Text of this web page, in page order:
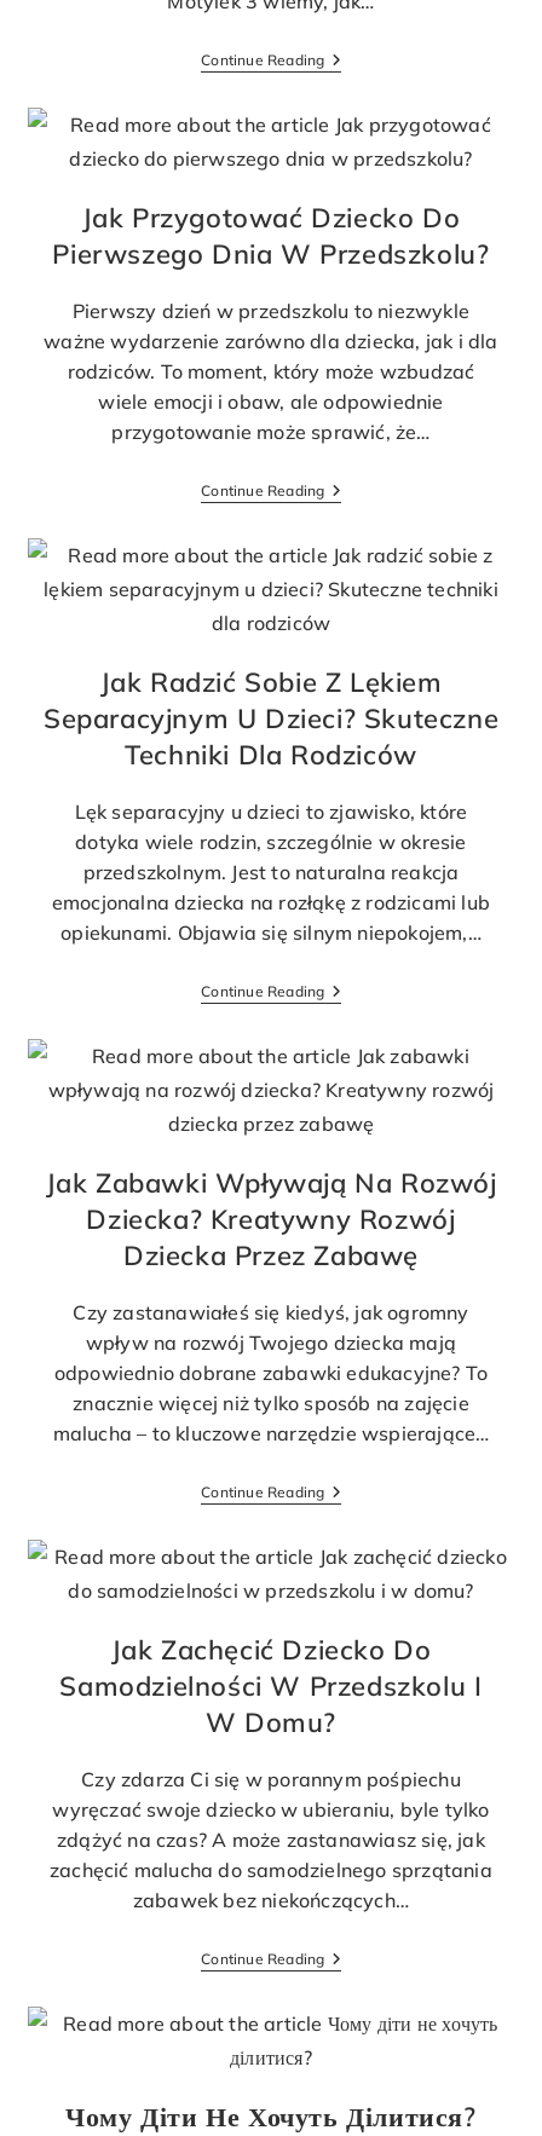
Continue Reading
Jak Przygotować Dziecko Do
Pierwszego Dnia W Przedszkolu?
Pierwszy dzień w przedszkolu to niezwykle
ważne wydarzenie zarówno dla dziecka, jak i dla
rodziców. To moment, który może wzbudzać
wiele emocji i obaw, ale odpowiednie
przygotowanie może sprawić, że…
Continue Reading
Jak Radzić Sobie Z Lękiem
Separacyjnym U Dzieci? Skuteczne
Techniki Dla Rodziców
Lęk separacyjny u dzieci to zjawisko, które
dotyka wiele rodzin, szczególnie w okresie
przedszkolnym. Jest to naturalna reakcja
emocjonalna dziecka na rozłąkę z rodzicami lub
opiekunami. Objawia się silnym niepokojem,…
Continue Reading
Jak Zabawki Wpływają Na Rozwój
Dziecka? Kreatywny Rozwój
Dziecka Przez Zabawę
Czy zastanawiałeś się kiedyś, jak ogromny
wpływ na rozwój Twojego dziecka mają
odpowiednio dobrane zabawki edukacyjne? To
znacznie więcej niż tylko sposób na zajęcie
malucha – to kluczowe narzędzie wspierające…
Continue Reading
Jak Zachęcić Dziecko Do
Samodzielności W Przedszkolu I
W Domu?
Czy zdarza Ci się w porannym pośpiechu
wyręczać swoje dziecko w ubieraniu, byle tylko
zdążyć na czas? A może zastanawiasz się, jak
zachęcić malucha do samodzielnego sprzątania
zabawek bez niekończących…
Continue Reading
Чому Діти Не Хочуть Ділитися?